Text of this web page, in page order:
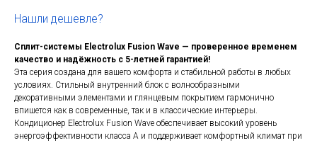
Нашли дешевле?
Сплит-системы Electrolux Fusion Wave — проверенное временем
качество и надёжность с 5-летней гарантией!
Эта серия создана для вашего комфорта и стабильной работы в любых
условиях. Стильный внутренний блок с волнообразными
декоративными элементами и глянцевым покрытием гармонично
впишется как в современные, так и в классические интерьеры.
Кондиционер Electrolux Fusion Wave обеспечивает высокий уровень
энергоэффективности класса А и поддерживает комфортный климат при